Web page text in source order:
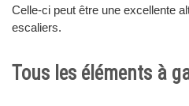
Celle-ci peut être une excellente
escaliers.
Tous les éléments à